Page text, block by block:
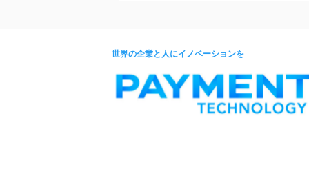
世界の企業と人にイノベーションを